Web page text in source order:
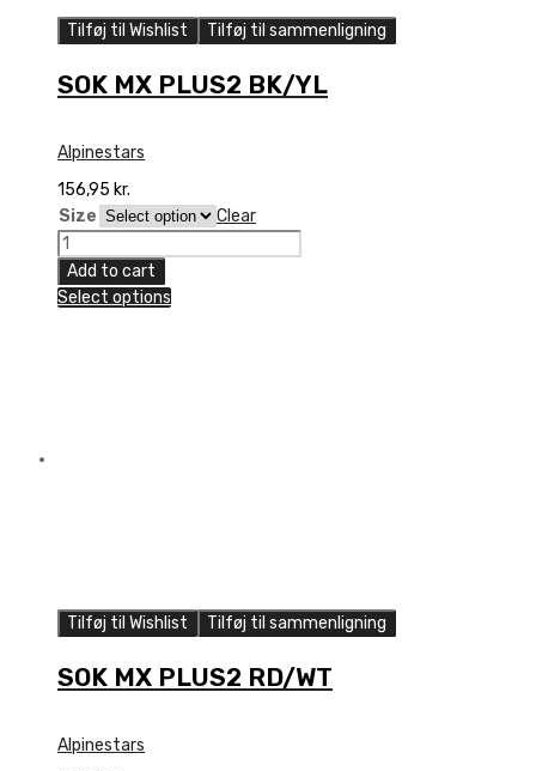
Tilføj til Wishlist Tilføj til sammenligning
SOK MX PLUS2 BK/YL
Alpinestars
156,95 kr.
Size
Clear
SOK
MX
PLUS2
Add to cart
Select options
Tilføj til Wishlist Tilføj til sammenligning
SOK MX PLUS2 RD/WT
Alpinestars